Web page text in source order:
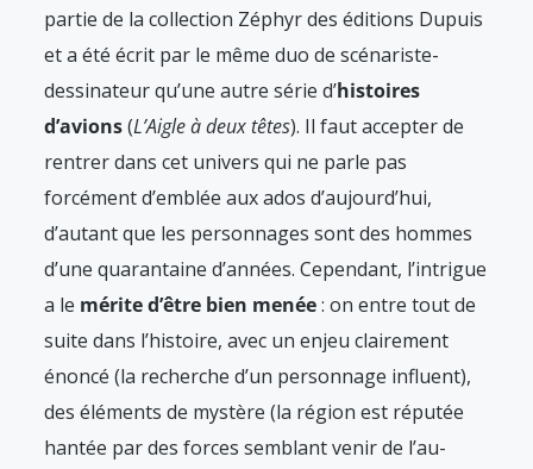
partie de la collection Zéphyr des éditions Dupuis
et a été écrit par le même duo de scénariste-
dessinateur qu’une autre série d’histoires
d’avions(L’Aigle à deux têtes). Il faut accepter de
rentrer dans cet univers qui ne parle pas
forcément d’emblée aux ados d’aujourd’hui,
d’autant que les personnages sont des hommes
d’une quarantaine d’années. Cependant, l’intrigue
a le mérite d’être bien menée: on entre tout de
suite dans l’histoire, avec un enjeu clairement
énoncé (la recherche d’un personnage influent),
des éléments de mystère (la région est réputée
hantée par des forces semblant venir de l’au-